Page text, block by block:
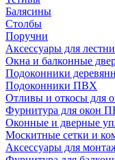
Балясины
Столбы
Поручни
Аксессуары для
Окна и балконные
Подоконники
Подоконники ПВХ
Отливы и откосы для
Фурнитура для окон
Оконные и дверные
Москитные сетки и
Аксессуары для